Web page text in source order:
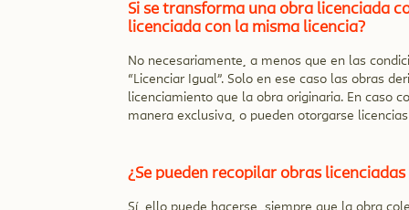
Si se transforma una obra licenciada
licenciada con la misma licencia?
No necesariamente, a menos que en las
“Licenciar Igual”. Solo en ese caso las obras
licenciamiento que la obra originaria. En caso
manera exclusiva, o pueden otorgarse
¿Se pueden recopilar obras
Sí, ello puede hacerse, siempre que la obra